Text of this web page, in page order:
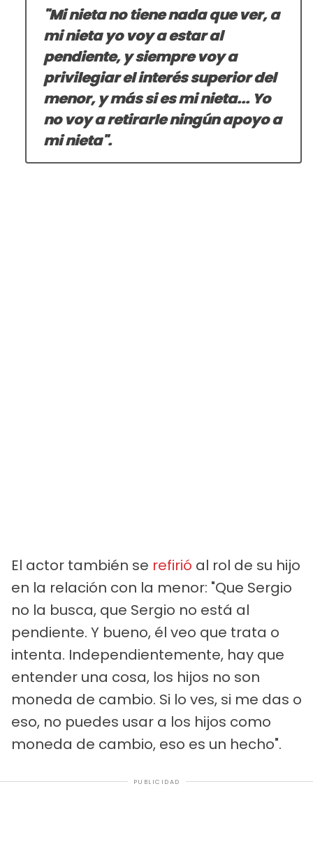
"Mi nieta no tiene nada que ver, a
mi nieta yo voy a estar al
pendiente, y siempre voy a
privilegiar el interés superior del
menor, y más si es mi nieta... Yo
no voy a retirarle ningún apoyo a
mi nieta".
El actor también se refirió al rol de su hijo
en la relación con la menor: "Que Sergio
no la busca, que Sergio no está al
pendiente. Y bueno, él veo que trata o
intenta. Independientemente, hay que
entender una cosa, los hijos no son
moneda de cambio. Si lo ves, si me das o
eso, no puedes usar a los hijos como
moneda de cambio, eso es un hecho".
PUBLICIDAD